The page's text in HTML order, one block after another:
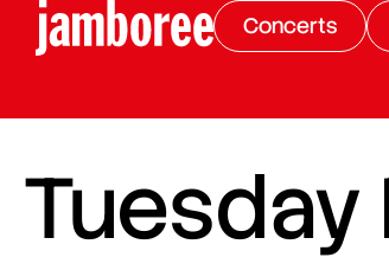
Concerts
Tuesday